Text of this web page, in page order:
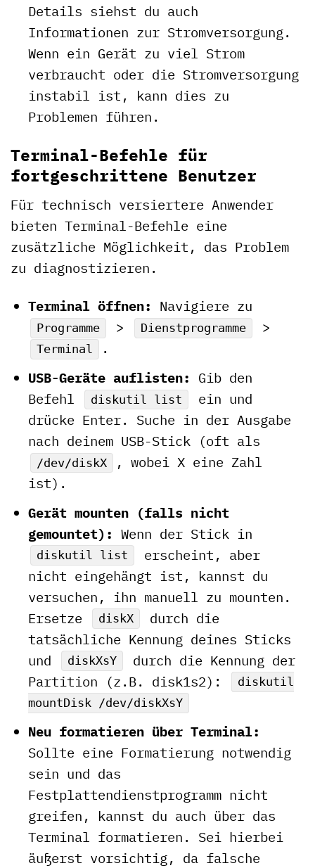
Details siehst du auch
Informationen zur Stromversorgung.
Wenn ein Gerät zu viel Strom
verbraucht oder die Stromversorgung
instabil ist, kann dies zu
Problemen führen.
Terminal-Befehle für
fortgeschrittene Benutzer
Für technisch versiertere Anwender
bieten Terminal-Befehle eine
zusätzliche Möglichkeit, das Problem
zu diagnostizieren.
Terminal öffnen: Navigiere zu
Programme > Dienstprogramme >
Terminal
.
USB-Geräte auflisten: Gib den
Befehl
diskutil list
ein und
drücke Enter. Suche in der Ausgabe
nach deinem USB-Stick (oft als
/dev/diskX
, wobei X eine Zahl
ist).
Gerät mounten (falls nicht
gemountet): Wenn der Stick in
diskutil list
erscheint, aber
nicht eingehängt ist, kannst du
versuchen, ihn manuell zu mounten.
Ersetze
diskX
durch die
tatsächliche Kennung deines Sticks
und
diskXsY
durch die Kennung der
Partition (z.B. disk1s2):
diskutil
mountDisk /dev/diskXsY
Neu formatieren über Terminal:
Sollte eine Formatierung notwendig
sein und das
Festplattendienstprogramm nicht
greifen, kannst du auch über das
Terminal formatieren. Sei hierbei
äußerst vorsichtig, da falsche